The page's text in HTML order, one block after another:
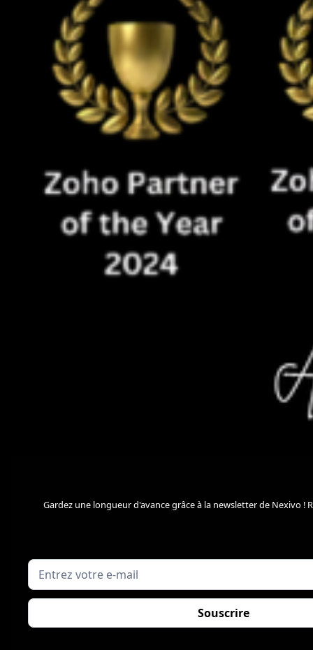
Gardez une longueur d'avance grâce à la newsletter de Nexivo